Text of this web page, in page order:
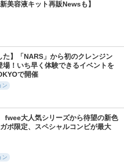
美容液キット再販Newsも】
た】「NARS」から初のクレンジン
場！いち早く体験できるイベントを
で開催
ン
fwee大人気シリーズから待望の新色
ポ限定、スペシャルコンビが最大
ン